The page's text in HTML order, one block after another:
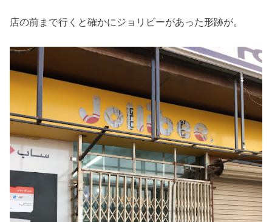
店の前まで行くと確かにジョリビーがあった形跡が。